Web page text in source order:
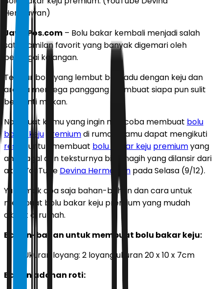
Hermawan)
JawaPos.com – Bolu bakar kembali menjadi salah
satu camilan favorit yang banyak digemari oleh
berbagai kalangan.
Tekstur bolu yang lembut berpadu dengan keju dan
aroma mentega panggang membuat siapa pun sulit
berhenti makan.
Nah, buat kamu yang ingin mencoba membuat bolu
bakar keju
premiumdi rumah. Kamu dapat mengikuti
resep
untuk membuat bolu bakar keju premiumyang
anti gagal dan teksturnya bikin nagih yang dilansir dari
akun YouTube Devina Hermawan pada Selasa (9/12).
Yuk simak apa saja bahan-bahan dan cara untuk
membuat bolu bakar keju premium yang mudah
dibuat di rumah.
Bahan-bahan untuk membuat bolu bakar keju:
Ukuran loyang: 2 loyang ukuran 20 x 10 x 7cm
Bahan adonan roti: